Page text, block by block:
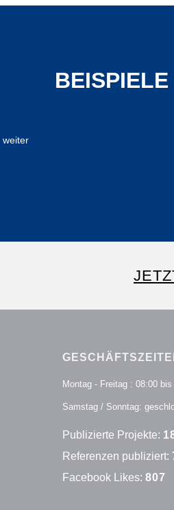
weiter
Montag - Freitag : 08:00 bis
Samstag / Sonntag:
Publizierte Projekte:
Referenzen publiziert:
Facebook Likes: 950